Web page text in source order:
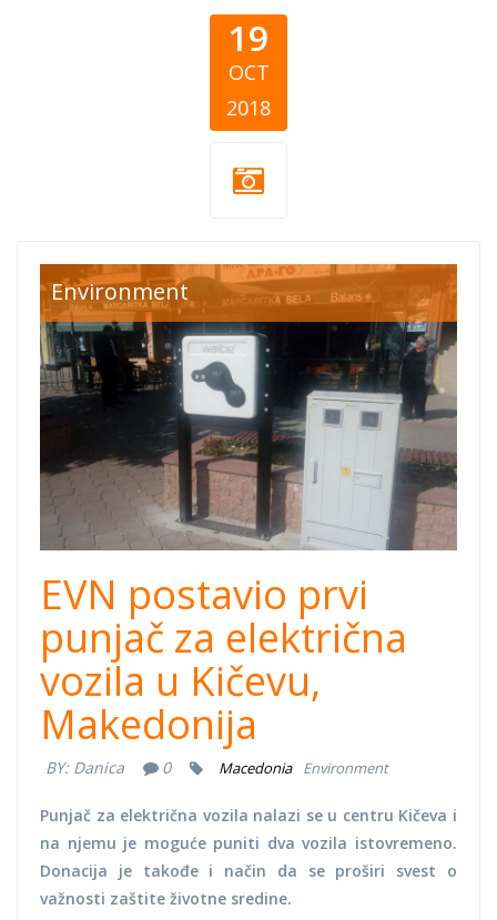
19
OCT
2018
Environment
EVN postavio prvi
punjač za električna
vozila u Kičevu,
Makedonija
BY: Danica 0 Macedonia Environment
Punjač za električna vozila nalazi se u centru Kičeva i
na njemu je moguće puniti dva vozila istovremeno.
Donacija je takođe i način da se proširi svest o
važnosti zaštite životne sredine.